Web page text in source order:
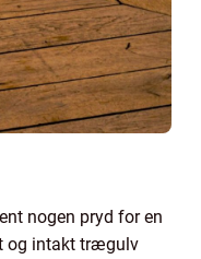
nogen pryd for en
og intakt trægulv